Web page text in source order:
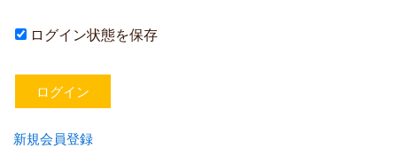
ログイン状態を保存
新規会員登録